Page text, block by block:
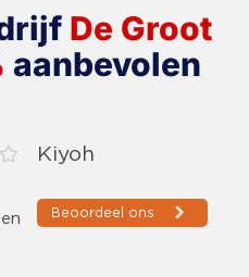
De Groot
aanbevolen